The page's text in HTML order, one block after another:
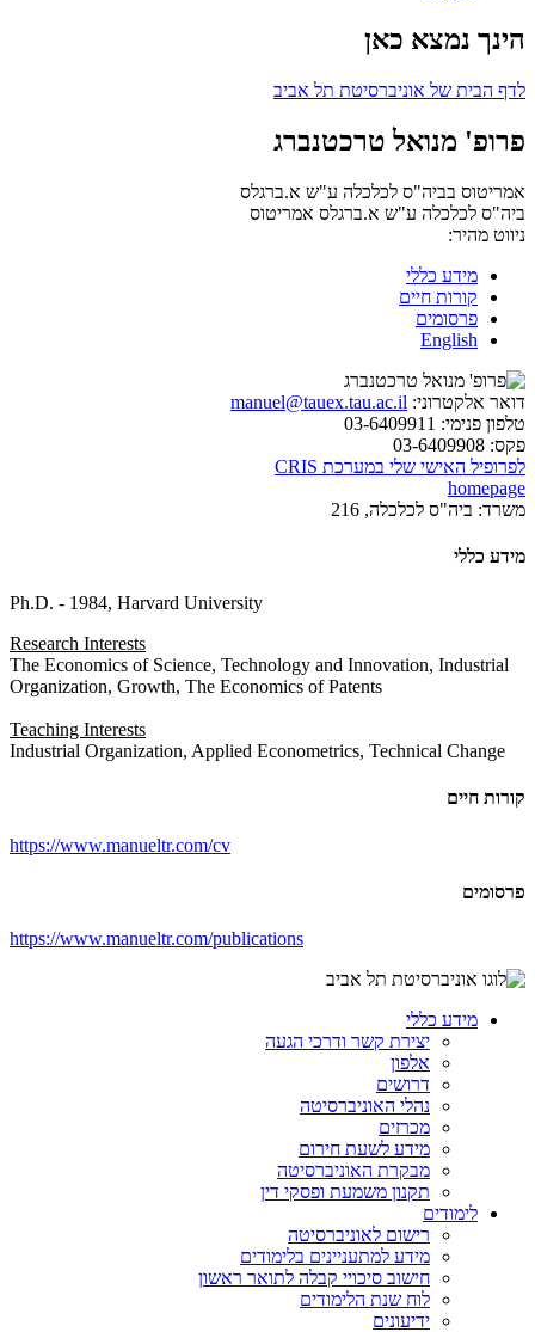
הינך נמצא כאן
לדף הבית של אוניברסיטת תל אביב
פרופ' מנואל טרכטנברג
אמריטוס בביה"ס לכלכלה ע"ש א.ברגלס
ביה"ס לכלכלה ע"ש א.ברגלס אמריטוס
ניווט מהיר:
מידע כללי
קורות חיים
פרסומים
English
דואר אלקטרוני: manuel@tauex.tau.ac.il
טלפון פנימי:
פקס:
לפרופיל האישי שלי במערכת CRIS
homepage
משרד: ביה"ס לכלכלה, 216
מידע כללי
Ph.D. - 1984, Harvard University
Research Interests
The Economics of Science, Technology and Innovation, Industrial
Organization, Growth, The Economics of Patents
Teaching Interests
Industrial Organization, Applied Econometrics, Technical Change
קורות חיים
https://www.manueltr.com/cv
פרסומים
https://www.manueltr.com/publications
מידע כללי
יצירת קשר ודרכי הגעה
אלפון
דרושים
נהלי האוניברסיטה
מכרזים
מידע לשעת חירום
מבקרת האוניברסיטה
תקנון משמעת ופסקי דין
לימודים
רישום לאוניברסיטה
מידע למתעניינים בלימודים
חישוב סיכויי קבלה לתואר ראשון
לוח שנת הלימודים
ידיעונים